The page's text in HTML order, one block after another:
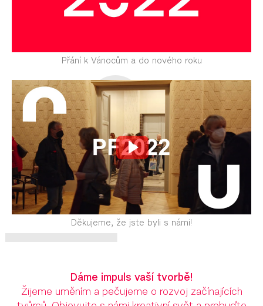
Přání k Vánocům a do nového roku
Děkujeme, že jste byli s námi!
Dáme impuls vaší tvorbě!
Žijeme uměním a pečujeme o rozvoj začínajících